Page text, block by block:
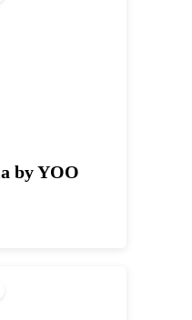
by YOO